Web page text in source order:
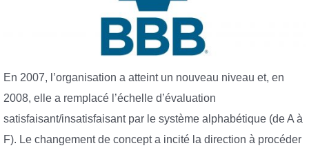
En 2007, l’organisation a atteint un nouveau niveau et, en
2008, elle a remplacé l’échelle d’évaluation
satisfaisant/insatisfaisant par le système alphabétique (de A à
F). Le changement de concept a incité la direction à procéder